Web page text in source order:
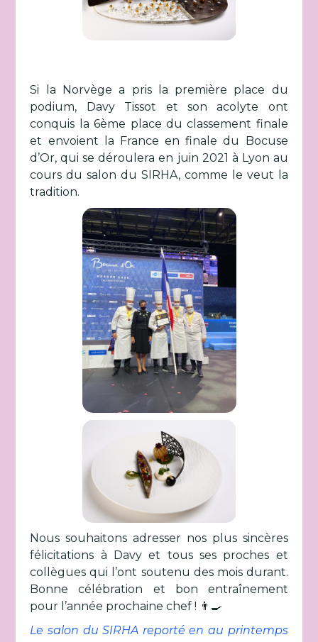
Si la Norvège a pris la première place du
podium, Davy Tissot et son acolyte ont
conquis la 6ème place du classement finale
et envoient la France en finale du Bocuse
d’Or, qui se déroulera en juin 2021 à Lyon au
cours du salon du SIRHA, comme le veut la
tradition.
Nous souhaitons adresser nos plus sincères
félicitations à Davy et tous ses proches et
collègues qui l’ont soutenu des mois durant.
Bonne célébration et bon entraînement
pour l’année prochaine chef ! 👨‍🍳
Le salon du SIRHA reporté en au printemps